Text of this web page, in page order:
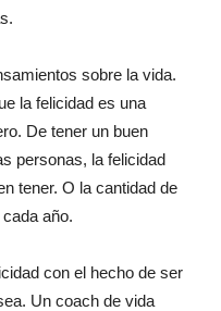
sobre la vida.
la felicidad es una
De tener un buen
personas, la felicidad
tener. O la cantidad de
año.
con el hecho de ser
Un coach de vida